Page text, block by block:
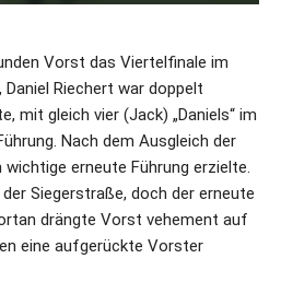
Vorst das Viertelfinale im
Daniel Riechert war doppelt
mit gleich vier (Jack) „Daniels“ im
Nach dem Ausgleich der
erneute Führung erzielte.
Siegerstraße, doch der erneute
drängte Vorst vehement auf
eine aufgerückte Vorster